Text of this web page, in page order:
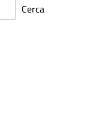
Cerca